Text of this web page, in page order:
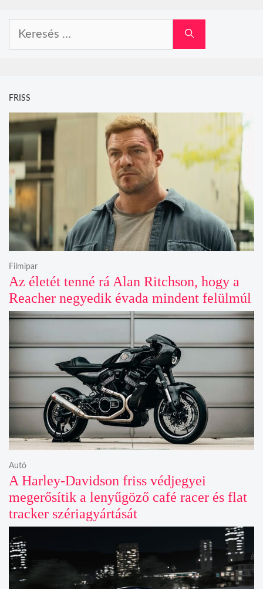
FRISS
Az életét tenné rá Alan Ritchson, hogy a
Reacher negyedik évada mindent felülmúl
Filmipar
A Harley-Davidson friss védjegyei
megerősítik a lenyűgöző café racer és flat
tracker szériagyártását
Autó